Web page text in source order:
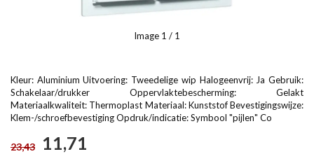
Image 1 / 1
Kleur: Aluminium Uitvoering: Tweedelige wip Halogeenvrij: Ja Gebruik:
Schakelaar/drukker Oppervlaktebescherming: Gelakt
Materiaalkwaliteit: Thermoplast Materiaal: Kunststof Bevestigingswijze:
Klem-/schroefbevestiging Opdruk/indicatie: Symbool "pijlen" Co
23,43 11,71